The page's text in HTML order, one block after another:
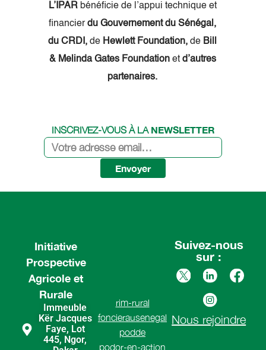
L’IPARbénéficie de l’appui technique et
financierdu Gouvernement du Sénégal,
du CRDI, de Hewlett Foundation, de Bill
& Melinda Gates Foundation et d’autres
partenaires.
INSCRIVEZ-VOUS À LA NEWSLETTER
Envoyer
Initiative
Prospective
Agricole et
Rurale
Immeuble
Kër Jacques
Faye, Lot
445, Ngor,
rim-rural
foncierausenegal
podde
podor-en-action
Suivez-nous
sur :
Nous rejoindre